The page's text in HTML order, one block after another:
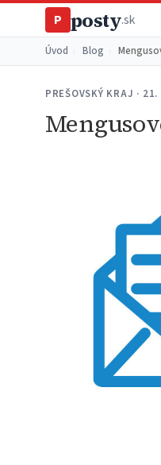
P posty.sk
Úvod Blog
PREŠOVSKÝ KRAJ ·